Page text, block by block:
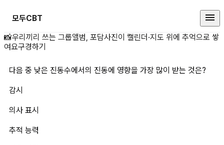
모두CBT
다음 중 낮은 진동수에서의 진동에
📸우리끼리 쓰는 그룹앨범, 포담사진이 캘린더·지도 위에 추억으로 쌓
여요구경하기
다음 중 낮은 진동수에서의 진동에 영향을 가장 많이 받는 것은?
감시
의사 표시
추적 능력